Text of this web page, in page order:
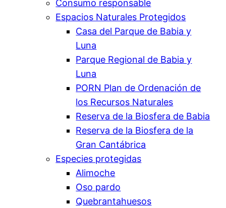
Consumo responsable
Espacios Naturales Protegidos
Casa del Parque de Babia y
Luna
Parque Regional de Babia y
Luna
PORN Plan de Ordenación de
los Recursos Naturales
Reserva de la Biosfera de Babia
Reserva de la Biosfera de la
Gran Cantábrica
Especies protegidas
Alimoche
Oso pardo
Quebrantahuesos